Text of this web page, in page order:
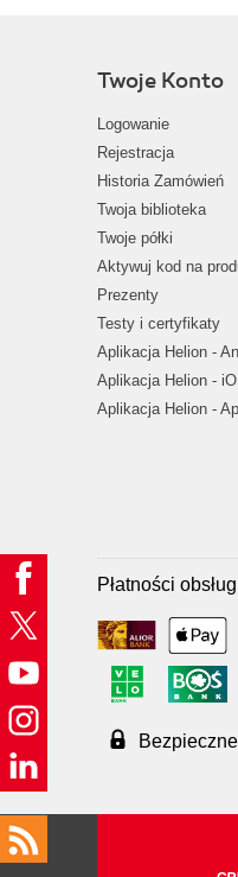
Twoje Konto
Logowanie
Rejestracja
Historia Zamówień
Twoja biblioteka
Twoje półki
Aktywuj kod na
Prezenty
Testy i certyfikaty
Aplikacja Helion -
Aplikacja Helion -
Aplikacja Helion -
Płatności